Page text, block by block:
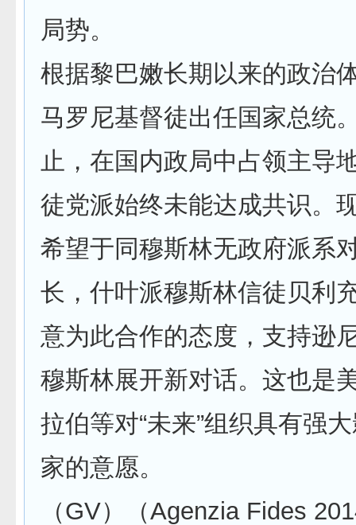
局势。
根据黎巴嫩长期以来的政治
马罗尼基督徒出任国家总统
止，在国内政局中占领主导
徒党派始终未能达成共识。
希望于同穆斯林无政府派系
长，什叶派穆斯林信徒贝利
意为此合作的态度，支持逊
穆斯林展开新对话。这也是
拉伯等对“未来”组织具有强
家的意愿。
（GV）（Agenzia Fides